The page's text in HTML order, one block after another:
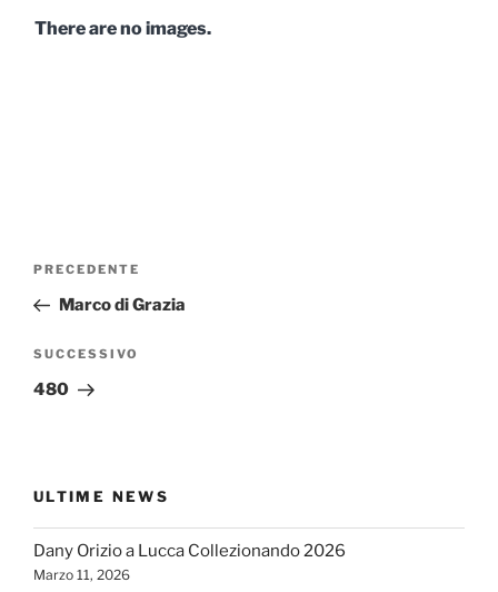
There are no images.
Navigazione
Articolo
precedente:
PRECEDENTE
Marco di Grazia
Articolo
successivo
SUCCESSIVO
480
ULTIME NEWS
Dany Orizio a Lucca Collezionando 2026
Marzo 11, 2026